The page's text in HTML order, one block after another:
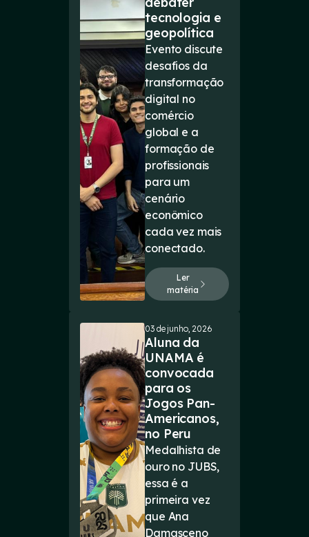
tecnologia e
geopolítica
Evento discute
desafios da
transformação
digital no
comércio
global e a
formação de
profissionais
para um
cenário
econômico
cada vez mais
conectado.
Ler
matéria
03 de junho, 2026
Aluna da
UNAMA é
convocada
para os
Jogos Pan-
Americanos,
no Peru
Medalhista de
ouro no JUBS,
essa é a
primeira vez
que Ana
Damasceno